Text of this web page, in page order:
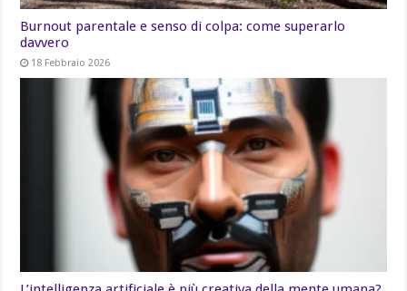
Burnout parentale e senso di colpa: come superarlo
davvero
18 Febbraio 2026